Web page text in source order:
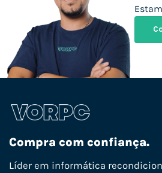
Compra com confiança.
Líder em informática